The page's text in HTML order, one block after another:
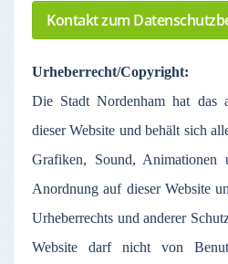
Kontakt zum
Urheberrecht/Copyright:
Die StadtNordenham hat das
dieserWebsite undbehält sich
Grafiken, Sound, Animationen
Anordnung auf dieserWebsite
Urheberrechts undanderer
Website darf nicht von